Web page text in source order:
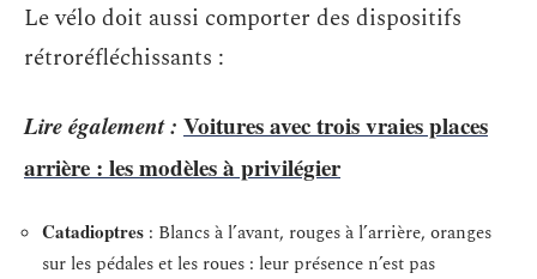
Le vélo doit aussi comporter des dispositifs
rétroréfléchissants :
Lire également : Voitures avec trois vraies places
arrière : les modèles à privilégier
Catadioptres : Blancs à l’avant, rouges à l’arrière, oranges
sur les pédales et les roues : leur présence n’est pas